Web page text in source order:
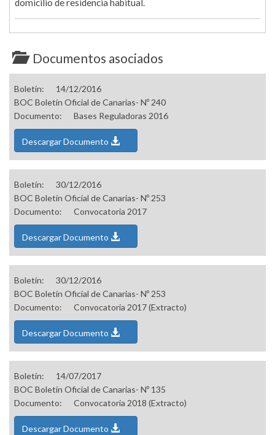
domicilio de residencia habitual.
Documentos asociados
Boletín:
14/12/2016
BOC Boletín Oficial de Canarias- Nº 240
Documento:
Bases Reguladoras 2016
Descargar Documento
Boletín:
30/12/2016
BOC Boletín Oficial de Canarias- Nº 253
Documento:
Convocatoria 2017
Descargar Documento
Boletín:
30/12/2016
BOC Boletín Oficial de Canarias- Nº 253
Documento:
Convocatoria 2017 (Extracto)
Descargar Documento
Boletín:
14/07/2017
BOC Boletín Oficial de Canarias- Nº 135
Documento:
Convocatoria 2018 (Extracto)
Descargar Documento